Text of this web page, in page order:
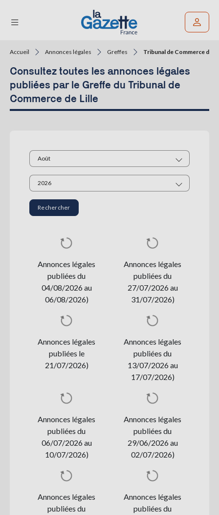
THÉMATIQUES
RÉGIONS
SERVICES
GAZETTE
connecter
S'abonner
Accueil Annonces légales Greffes Tribunal de Commerce de
Consultez toutes les annonces légales
publiées par le Greffe du Tribunal de
Commerce de Lille
Rechercher
Annonces légales
publiées du
04/08/2026 au
06/08/2026)
Annonces légales
publiées du
27/07/2026 au
31/07/2026)
Annonces légales
publiées le
21/07/2026)
Annonces légales
publiées du
13/07/2026 au
17/07/2026)
Annonces légales
publiées du
06/07/2026 au
10/07/2026)
Annonces légales
publiées du
29/06/2026 au
02/07/2026)
Annonces légales
publiées du
Annonces légales
publiées du